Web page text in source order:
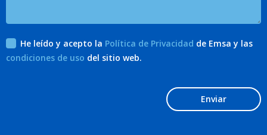
He leído y acepto la Política de Privacidad de Emsa y las
condiciones de uso del sitio web.
Enviar